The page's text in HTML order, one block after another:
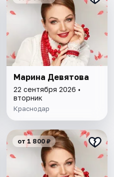
Марина Девятова
22 сентября 2026 •
вторник
Краснодар
от 1 800 ₽